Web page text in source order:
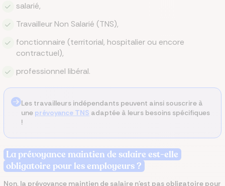
salarié,
Travailleur Non Salarié (TNS),
fonctionnaire (territorial, hospitalier ou encore
contractuel),
professionnel libéral.
Les travailleurs indépendants peuvent ainsi souscrire à
une prévoyance TNS adaptée à leurs besoins spécifiques
!
La prévoyance maintien de salaire est-elle
obligatoire pour les employeurs ?
Non, la prévoyance maintien de salaire n’est pas obligatoire pour